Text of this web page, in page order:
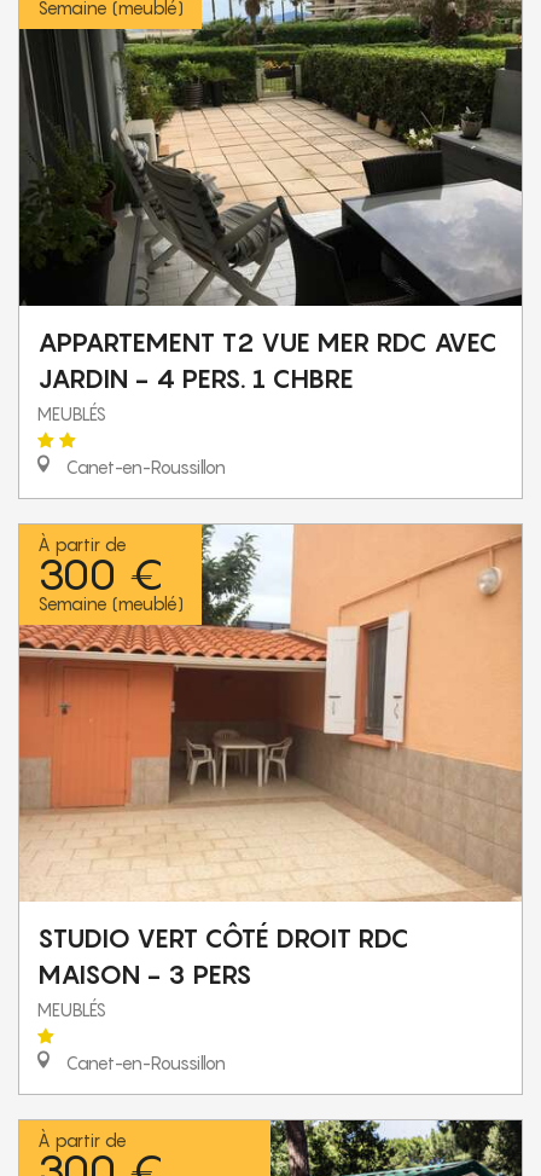
Semaine (meublé)
APPARTEMENT T2 VUE MER RDC AVEC
JARDIN - 4 PERS. 1 CHBRE
MEUBLÉS
Canet-en-Roussillon
À partir de
300 €
Semaine (meublé)
STUDIO VERT CÔTÉ DROIT RDC
MAISON - 3 PERS
MEUBLÉS
Canet-en-Roussillon
À partir de